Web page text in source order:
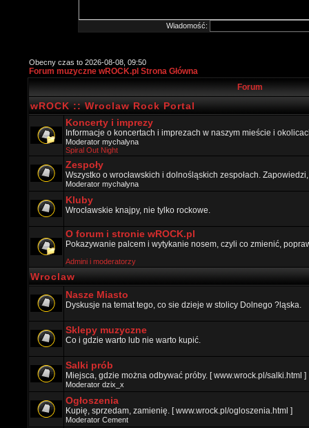
Wiadomość:
Obecny czas to 2026-08-08, 09:50
Forum muzyczne wROCK.pl Strona Główna
Forum
wROCK :: Wroclaw Rock Portal
Koncerty i imprezy
Informacje o koncertach i imprezach w naszym mieście i
Moderator mychalyna
Spiral Out Night
Zespoły
Wszystko o wrocławskich i dolnośląskich zespołach.
Moderator mychalyna
Kluby
Wrocławskie knajpy, nie tylko rockowe.
O forum i stronie wROCK.pl
Pokazywanie palcem i wytykanie nosem, czyli co zmienić,
Admini i moderatorzy
Wroclaw
Nasze Miasto
Dyskusje na temat tego, co sie dzieje w stolicy Dolnego ?ląska.
Sklepy muzyczne
Co i gdzie warto lub nie warto kupić.
Salki prób
Miejsca, gdzie można odbywać próby. [ www.wrock.pl/salki.html ]
Moderator dzix_x
Ogłoszenia
Kupię, sprzedam, zamienię. [ www.wrock.pl/ogloszenia.html ]
Moderator Cement